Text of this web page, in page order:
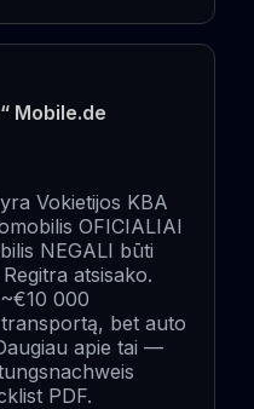
Mobile.de
Vokietijos KBA
OFICIALIAI
NEGALI būti
atsisako.
000
bet auto
apie tai —
PDF.